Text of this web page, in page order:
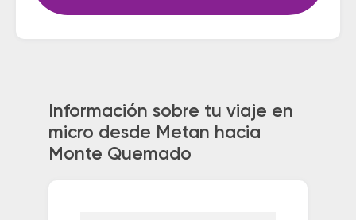
Información sobre tu viaje en
micro desde Metan hacia
Monte Quemado